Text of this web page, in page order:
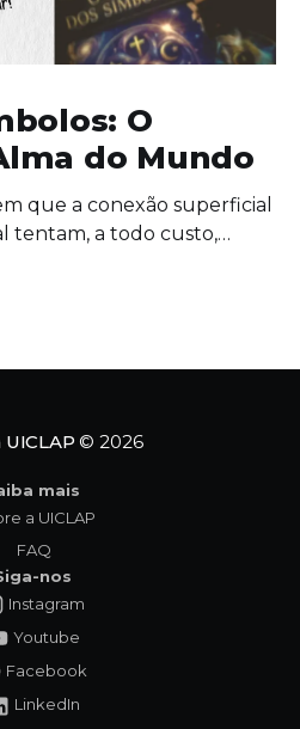
O
do Mundo
que a conexão superficial
tentam, a todo custo,
de extrema urgência
para
UICLAP © 2026
mais
a UICLAP
FAQ
nos
Instagram
Youtube
Facebook
LinkedIn